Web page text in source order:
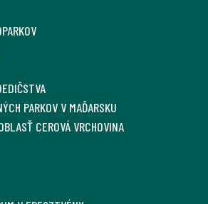
PARKOV V MAĎARSKU
CEROVÁ VRCHOVINA